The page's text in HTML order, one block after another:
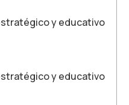
y educativo
y educativo